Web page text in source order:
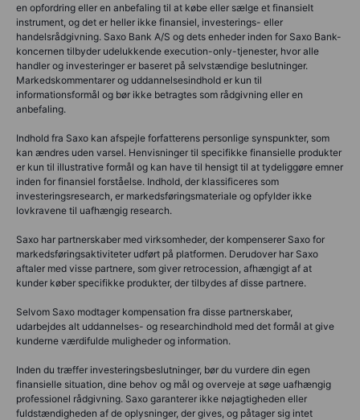
en opfordring eller en anbefaling til at købe eller sælge et finansielt
instrument, og det er heller ikke finansiel, investerings- eller
handelsrådgivning. Saxo Bank A/S og dets enheder inden for Saxo Bank-
koncernen tilbyder udelukkende execution-only-tjenester, hvor alle
handler og investeringer er baseret på selvstændige beslutninger.
Markedskommentarer og uddannelsesindhold er kun til
informationsformål og bør ikke betragtes som rådgivning eller en
anbefaling.
Indhold fra Saxo kan afspejle forfatterens personlige synspunkter, som
kan ændres uden varsel. Henvisninger til specifikke finansielle produkter
er kun til illustrative formål og kan have til hensigt til at tydeliggøre emner
inden for finansiel forståelse. Indhold, der klassificeres som
investeringsresearch, er markedsføringsmateriale og opfylder ikke
lovkravene til uafhængig research.
Saxo har partnerskaber med virksomheder, der kompenserer Saxo for
markedsføringsaktiviteter udført på platformen. Derudover har Saxo
aftaler med visse partnere, som giver retrocession, afhængigt af at
kunder køber specifikke produkter, der tilbydes af disse partnere.
Selvom Saxo modtager kompensation fra disse partnerskaber,
udarbejdes alt uddannelses- og researchindhold med det formål at give
kunderne værdifulde muligheder og information.
Inden du træffer investeringsbeslutninger, bør du vurdere din egen
finansielle situation, dine behov og mål og overveje at søge uafhængig
professionel rådgivning. Saxo garanterer ikke nøjagtigheden eller
fuldstændigheden af de oplysninger, der gives, og påtager sig intet